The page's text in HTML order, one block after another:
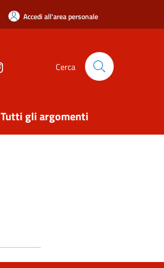
Accedi all'area personale
Cerca
Tutti gli argomenti